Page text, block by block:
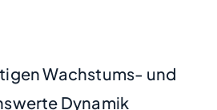
Wachstums- und
Dynamik